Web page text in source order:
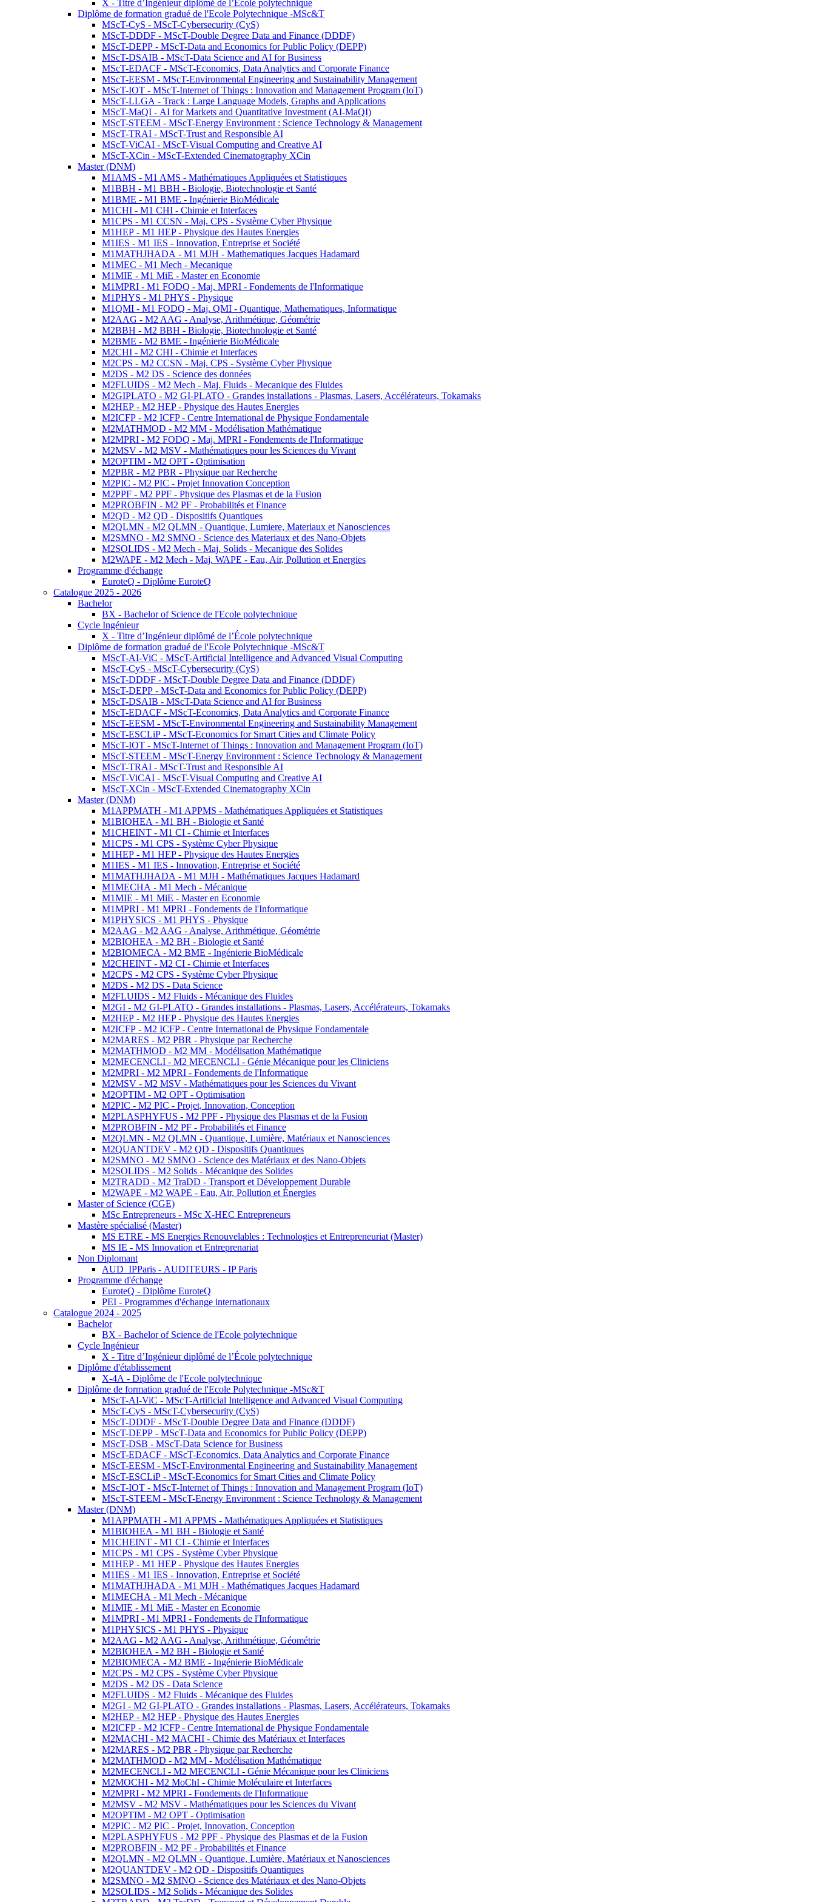
X - Titre d’Ingénieur diplômé de l’École polytechnique
Diplôme de formation gradué de l'Ecole Polytechnique -MSc&T
MScT-CyS - MScT-Cybersecurity (CyS)
MScT-DDDF - MScT-Double Degree Data and Finance (DDDF)
MScT-DEPP - MScT-Data and Economics for Public Policy (DEPP)
MScT-DSAIB - MScT-Data Science and AI for Business
MScT-EDACF - MScT-Economics, Data Analytics and Corporate Finance
MScT-EESM - MScT-Environmental Engineering and Sustainability Management
MScT-IOT - MScT-Internet of Things : Innovation and Management Program (IoT)
MScT-LLGA - Track : Large Language Models, Graphs and Applications
MScT-MaQI - AI for Markets and Quantitative Investment (AI-MaQI)
MScT-STEEM - MScT-Energy Environment : Science Technology & Management
MScT-TRAI - MScT-Trust and Responsible AI
MScT-ViCAI - MScT-Visual Computing and Creative AI
MScT-XCin - MScT-Extended Cinematography XCin
Master (DNM)
M1AMS - M1 AMS - Mathématiques Appliquées et Statistiques
M1BBH - M1 BBH - Biologie, Biotechnologie et Santé
M1BME - M1 BME - Ingénierie BioMédicale
M1CHI - M1 CHI - Chimie et Interfaces
M1CPS - M1 CCSN - Maj. CPS - Système Cyber Physique
M1HEP - M1 HEP - Physique des Hautes Energies
M1IES - M1 IES - Innovation, Entreprise et Société
M1MATHJHADA - M1 MJH - Mathematiques Jacques Hadamard
M1MEC - M1 Mech - Mecanique
M1MIE - M1 MiE - Master en Economie
M1MPRI - M1 FODQ - Maj. MPRI - Fondements de l'Informatique
M1PHYS - M1 PHYS - Physique
M1QMI - M1 FODQ - Maj. QMI - Quantique, Mathematiques, Informatique
M2AAG - M2 AAG - Analyse, Arithmétique, Géométrie
M2BBH - M2 BBH - Biologie, Biotechnologie et Santé
M2BME - M2 BME - Ingénierie BioMédicale
M2CHI - M2 CHI - Chimie et Interfaces
M2CPS - M2 CCSN - Maj. CPS - Système Cyber Physique
M2DS - M2 DS - Science des données
M2FLUIDS - M2 Mech - Maj. Fluids - Mecanique des Fluides
M2GIPLATO - M2 GI-PLATO - Grandes installations - Plasmas, Lasers, Accélérateurs, Tokamaks
M2HEP - M2 HEP - Physique des Hautes Energies
M2ICFP - M2 ICFP - Centre International de Physique Fondamentale
M2MATHMOD - M2 MM - Modélisation Mathématique
M2MPRI - M2 FODQ - Maj. MPRI - Fondements de l'Informatique
M2MSV - M2 MSV - Mathématiques pour les Sciences du Vivant
M2OPTIM - M2 OPT - Optimisation
M2PBR - M2 PBR - Physique par Recherche
M2PIC - M2 PIC - Projet Innovation Conception
M2PPF - M2 PPF - Physique des Plasmas et de la Fusion
M2PROBFIN - M2 PF - Probabilités et Finance
M2QD - M2 QD - Dispositifs Quantiques
M2QLMN - M2 QLMN - Quantique, Lumiere, Materiaux et Nanosciences
M2SMNO - M2 SMNO - Science des Materiaux et des Nano-Objets
M2SOLIDS - M2 Mech - Maj. Solids - Mecanique des Solides
M2WAPE - M2 Mech - Maj. WAPE - Eau, Air, Pollution et Energies
Programme d'échange
EuroteQ - Diplôme EuroteQ
Catalogue 2025 - 2026
Bachelor
BX - Bachelor of Science de l'Ecole polytechnique
Cycle Ingénieur
X - Titre d’Ingénieur diplômé de l’École polytechnique
Diplôme de formation gradué de l'Ecole Polytechnique -MSc&T
MScT-AI-ViC - MScT-Artificial Intelligence and Advanced Visual Computing
MScT-CyS - MScT-Cybersecurity (CyS)
MScT-DDDF - MScT-Double Degree Data and Finance (DDDF)
MScT-DEPP - MScT-Data and Economics for Public Policy (DEPP)
MScT-DSAIB - MScT-Data Science and AI for Business
MScT-EDACF - MScT-Economics, Data Analytics and Corporate Finance
MScT-EESM - MScT-Environmental Engineering and Sustainability Management
MScT-ESCLiP - MScT-Economics for Smart Cities and Climate Policy
MScT-IOT - MScT-Internet of Things : Innovation and Management Program (IoT)
MScT-STEEM - MScT-Energy Environment : Science Technology & Management
MScT-TRAI - MScT-Trust and Responsible AI
MScT-ViCAI - MScT-Visual Computing and Creative AI
MScT-XCin - MScT-Extended Cinematography XCin
Master (DNM)
M1APPMATH - M1 APPMS - Mathématiques Appliquées et Statistiques
M1BIOHEA - M1 BH - Biologie et Santé
M1CHEINT - M1 CI - Chimie et Interfaces
M1CPS - M1 CPS - Système Cyber Physique
M1HEP - M1 HEP - Physique des Hautes Energies
M1IES - M1 IES - Innovation, Entreprise et Société
M1MATHJHADA - M1 MJH - Mathématiques Jacques Hadamard
M1MECHA - M1 Mech - Mécanique
M1MIE - M1 MiE - Master en Economie
M1MPRI - M1 MPRI - Fondements de l'Informatique
M1PHYSICS - M1 PHYS - Physique
M2AAG - M2 AAG - Analyse, Arithmétique, Géométrie
M2BIOHEA - M2 BH - Biologie et Santé
M2BIOMECA - M2 BME - Ingénierie BioMédicale
M2CHEINT - M2 CI - Chimie et Interfaces
M2CPS - M2 CPS - Système Cyber Physique
M2DS - M2 DS - Data Science
M2FLUIDS - M2 Fluids - Mécanique des Fluides
M2GI - M2 GI-PLATO - Grandes installations - Plasmas, Lasers, Accélérateurs, Tokamaks
M2HEP - M2 HEP - Physique des Hautes Energies
M2ICFP - M2 ICFP - Centre International de Physique Fondamentale
M2MARES - M2 PBR - Physique par Recherche
M2MATHMOD - M2 MM - Modélisation Mathématique
M2MECENCLI - M2 MECENCLI - Génie Mécanique pour les Cliniciens
M2MPRI - M2 MPRI - Fondements de l'Informatique
M2MSV - M2 MSV - Mathématiques pour les Sciences du Vivant
M2OPTIM - M2 OPT - Optimisation
M2PIC - M2 PIC - Projet, Innovation, Conception
M2PLASPHYFUS - M2 PPF - Physique des Plasmas et de la Fusion
M2PROBFIN - M2 PF - Probabilités et Finance
M2QLMN - M2 QLMN - Quantique, Lumière, Matériaux et Nanosciences
M2QUANTDEV - M2 QD - Dispositifs Quantiques
M2SMNO - M2 SMNO - Science des Matériaux et des Nano-Objets
M2SOLIDS - M2 Solids - Mécanique des Solides
M2TRADD - M2 TraDD - Transport et Développement Durable
M2WAPE - M2 WAPE - Eau, Air, Pollution et Énergies
Master of Science (CGE)
MSc Entrepreneurs - MSc X-HEC Entrepreneurs
Mastère spécialisé (Master)
MS ETRE - MS Energies Renouvelables : Technologies et Entrepreneuriat (Master)
MS IE - MS Innovation et Entreprenariat
Non Diplomant
AUD_IPParis - AUDITEURS - IP Paris
Programme d'échange
EuroteQ - Diplôme EuroteQ
PEI - Programmes d'échange internationaux
Catalogue 2024 - 2025
Bachelor
BX - Bachelor of Science de l'Ecole polytechnique
Cycle Ingénieur
X - Titre d’Ingénieur diplômé de l’École polytechnique
Diplôme d'établissement
X-4A - Diplôme de l'Ecole polytechnique
Diplôme de formation gradué de l'Ecole Polytechnique -MSc&T
MScT-AI-ViC - MScT-Artificial Intelligence and Advanced Visual Computing
MScT-CyS - MScT-Cybersecurity (CyS)
MScT-DDDF - MScT-Double Degree Data and Finance (DDDF)
MScT-DEPP - MScT-Data and Economics for Public Policy (DEPP)
MScT-DSB - MScT-Data Science for Business
MScT-EDACF - MScT-Economics, Data Analytics and Corporate Finance
MScT-EESM - MScT-Environmental Engineering and Sustainability Management
MScT-ESCLiP - MScT-Economics for Smart Cities and Climate Policy
MScT-IOT - MScT-Internet of Things : Innovation and Management Program (IoT)
MScT-STEEM - MScT-Energy Environment : Science Technology & Management
Master (DNM)
M1APPMATH - M1 APPMS - Mathématiques Appliquées et Statistiques
M1BIOHEA - M1 BH - Biologie et Santé
M1CHEINT - M1 CI - Chimie et Interfaces
M1CPS - M1 CPS - Système Cyber Physique
M1HEP - M1 HEP - Physique des Hautes Energies
M1IES - M1 IES - Innovation, Entreprise et Société
M1MATHJHADA - M1 MJH - Mathématiques Jacques Hadamard
M1MECHA - M1 Mech - Mécanique
M1MIE - M1 MiE - Master en Economie
M1MPRI - M1 MPRI - Fondements de l'Informatique
M1PHYSICS - M1 PHYS - Physique
M2AAG - M2 AAG - Analyse, Arithmétique, Géométrie
M2BIOHEA - M2 BH - Biologie et Santé
M2BIOMECA - M2 BME - Ingénierie BioMédicale
M2CPS - M2 CPS - Système Cyber Physique
M2DS - M2 DS - Data Science
M2FLUIDS - M2 Fluids - Mécanique des Fluides
M2GI - M2 GI-PLATO - Grandes installations - Plasmas, Lasers, Accélérateurs, Tokamaks
M2HEP - M2 HEP - Physique des Hautes Energies
M2ICFP - M2 ICFP - Centre International de Physique Fondamentale
M2MACHI - M2 MACHI - Chimie des Matériaux et Interfaces
M2MARES - M2 PBR - Physique par Recherche
M2MATHMOD - M2 MM - Modélisation Mathématique
M2MECENCLI - M2 MECENCLI - Génie Mécanique pour les Cliniciens
M2MOCHI - M2 MoChI - Chimie Moléculaire et Interfaces
M2MPRI - M2 MPRI - Fondements de l'Informatique
M2MSV - M2 MSV - Mathématiques pour les Sciences du Vivant
M2OPTIM - M2 OPT - Optimisation
M2PIC - M2 PIC - Projet, Innovation, Conception
M2PLASPHYFUS - M2 PPF - Physique des Plasmas et de la Fusion
M2PROBFIN - M2 PF - Probabilités et Finance
M2QLMN - M2 QLMN - Quantique, Lumière, Matériaux et Nanosciences
M2QUANTDEV - M2 QD - Dispositifs Quantiques
M2SMNO - M2 SMNO - Science des Matériaux et des Nano-Objets
M2SOLIDS - M2 Solids - Mécanique des Solides